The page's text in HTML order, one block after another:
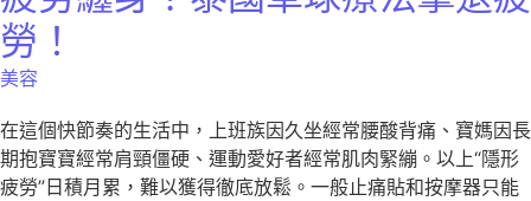
勞！
美容
在這個快節奏的生活中，上班族因久坐經常腰酸背痛、寶媽因長
期抱寶寶經常肩頸僵硬、運動愛好者經常肌肉緊繃。以上“隱形
疲勞”日積月累，難以獲得徹底放鬆。一般止痛貼和按摩器只能